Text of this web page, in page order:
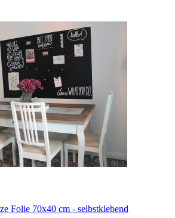
Folie 70x40 cm - selbstklebend